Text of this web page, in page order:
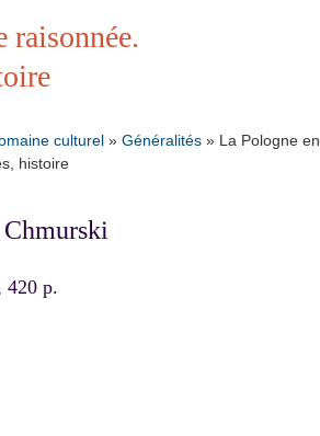
raisonnée.
culturel » Généralités » La Pologne en
histoire
420 p.